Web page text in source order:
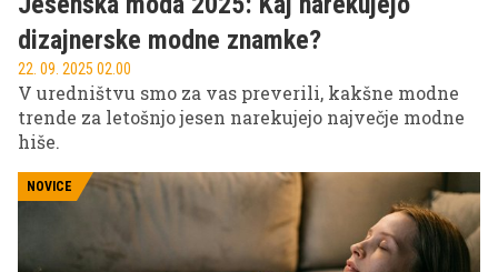
dizajnerske modne znamke?
22. 09. 2025 02.00
V uredništvu smo za vas preverili, kakšne modne
trende za letošnjo jesen narekujejo največje modne
hiše.
NOVICE